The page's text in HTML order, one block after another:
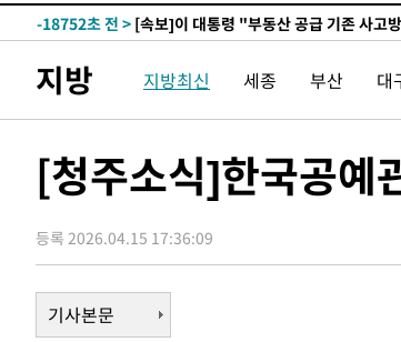
↓
-18752초 전 > [속보]이 대통령 "부동산 공급 기존 사고
실천"
운드는 임시"
-9405초 전 >
"낮 기온 소폭 하락"…수도권 폭염중대경
갈 수도
-7303초 전 >낮 최고 37도 찜통더위…곳곳 소나기·강원
-5609초 전 >
SK하이닉스, 용인·청주 팹에 54조 투자
응"
-2465초 전 >여자배구 이재영·이다영 자매, 아제르바이
-1718초 전 >외국인 심판 성 접대 7경기 들여다보니…
-1452초 전 >[속보]코스닥, 2.86포인트(0.36%) 내린
-1405초 전 >
지방 지방최신 세종 부산 대
[청주소식]한국공예
등록 2026.04.15 17:36:09
기사본문